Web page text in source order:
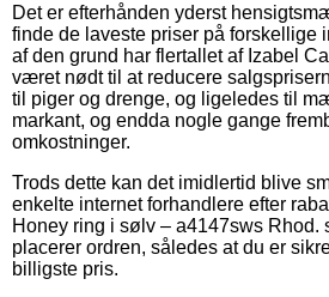
Det er efterhånden yderst
finde de laveste priser på forskellige
af den grund har flertallet af Izabel
været nødt til at reducere
til piger og drenge, og ligeledes til
markant, og endda nogle gange
omkostninger.
Trods dette kan det imidlertid blive
enkelte internet forhandlere efter
Honey ring i sølv – a4147sws Rhod.
placerer ordren, således at du er
billigste pris.